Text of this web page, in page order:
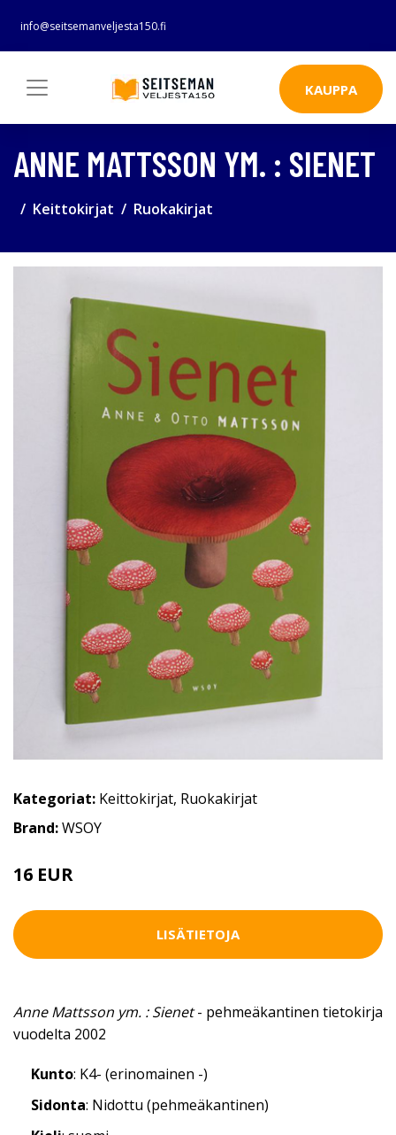
info@seitsemanveljesta150.fi
KAUPPA
ANNE MATTSSON YM. : SIENET
Keittokirjat Ruokakirjat
Kategoriat: Keittokirjat, Ruokakirjat
Brand:WSOY
16 EUR
LISÄTIETOJA
Anne Mattsson ym. : Sienet- pehmeäkantinen tietokirja
vuodelta 2002
Kunto: K4- (erinomainen -)
Sidonta: Nidottu (pehmeäkantinen)